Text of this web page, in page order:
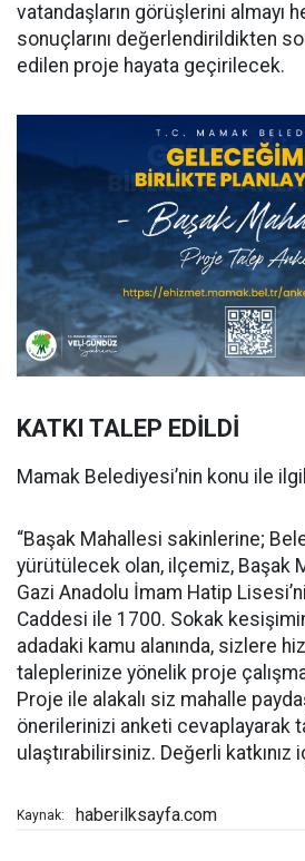
vatandaşların görüşlerini almayı
sonuçlarını değerlendirildikten
edilen proje hayata geçirilecek.
KATKI TALEP EDİLDİ
Mamak Belediyesi’nin konu ile
“Başak Mahallesi sakinlerine;
yürütülecek olan, ilçemiz, Başak
Gazi Anadolu İmam Hatip
Caddesi ile 1700. Sokak
adadaki kamu alanında, sizlere
taleplerinize yönelik proje
Proje ile alakalı siz mahalle
önerilerinizi anketi cevaplayarak
ulaştırabilirsiniz. Değerli
Kaynak: haberilksayfa.com